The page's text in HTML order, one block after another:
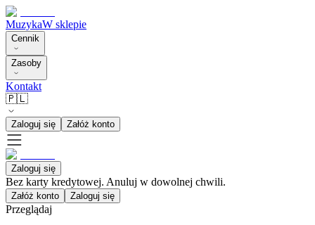
MuzykaW sklepie
Cennik
Zasoby
Kontakt
🇵🇱
Zaloguj się Załóż konto
Zaloguj się
Bez karty kredytowej. Anuluj w dowolnej chwili.
Załóż konto Zaloguj się
Przeglądaj